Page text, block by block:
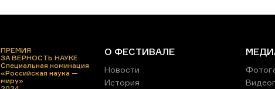
ПРЕМИЯ
ЗА ВЕРНОСТЬ НАУКЕ
Специальная номинация
«Российская наука —
миру»
О ФЕСТИВАЛЕ
Новости
История